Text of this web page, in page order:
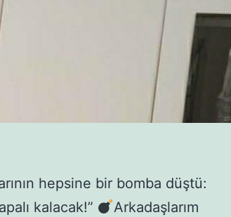
hepsine bir bomba düştü:
kalacak!”
Arkadaşlarım